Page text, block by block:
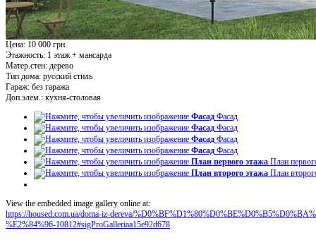
Цена: 10 000 грн.
Этажность: 1 этаж + мансарда
Матер.стен: дерево
Тип дома: русский стиль
Гараж: без гаража
Доп.элем.: кухня-столовая
Фасад Фасад
Фасад Фасад
Фасад Фасад
Фасад Фасад
План первого этажа План
План второго этажа План
View the embedded image gallery online at:
https://housed.com.ua/doma-iz-dereva/
%E2%84%96-10812#sigProGalleriaa15e92d678